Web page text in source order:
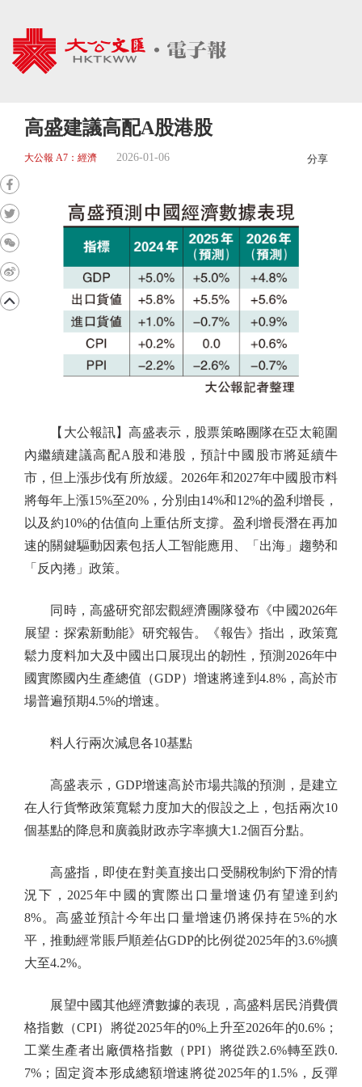
高盛建議高配A股港股
大公報 A7：經濟 2026-01-06 分享
【大公報訊】高盛表示，股票策略團隊在亞太範圍
內繼續建議高配A股和港股，預計中國股市將延續牛
市，但上漲步伐有所放緩。2026年和2027年中國股市料
將每年上漲15%至20%，分別由14%和12%的盈利增長，
以及約10%的估值向上重估所支撐。盈利增長潛在再加
速的關鍵驅動因素包括人工智能應用、「出海」趨勢和
「反內捲」政策。
同時，高盛研究部宏觀經濟團隊發布《中國2026年
展望：探索新動能》研究報告。《報告》指出，政策寬
鬆力度料加大及中國出口展現出的韌性，預測2026年中
國實際國內生產總值（GDP）增速將達到4.8%，高於市
場普遍預期4.5%的增速。
料人行兩次減息各10基點
高盛表示，GDP增速高於市場共識的預測，是建立
在人行貨幣政策寬鬆力度加大的假設之上，包括兩次10
個基點的降息和廣義財政赤字率擴大1.2個百分點。
高盛指，即使在對美直接出口受關稅制約下滑的情
況下，2025年中國的實際出口量增速仍有望達到約
8%。高盛並預計今年出口量增速仍將保持在5%的水
平，推動經常賬戶順差佔GDP的比例從2025年的3.6%擴
大至4.2%。
展望中國其他經濟數據的表現，高盛料居民消費價
格指數（CPI）將從2025年的0%上升至2026年的0.6%；
工業生產者出廠價格指數（PPI）將從跌2.6%轉至跌0.
7%；固定資本形成總額增速將從2025年的1.5%，反彈